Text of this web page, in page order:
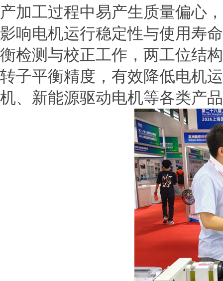
产加工过程中易产生质量偏心
影响电机运行稳定性与使用寿
衡检测与校正工作，两工位结
转子平衡精度，有效降低电机
机、新能源驱动电机等各类产